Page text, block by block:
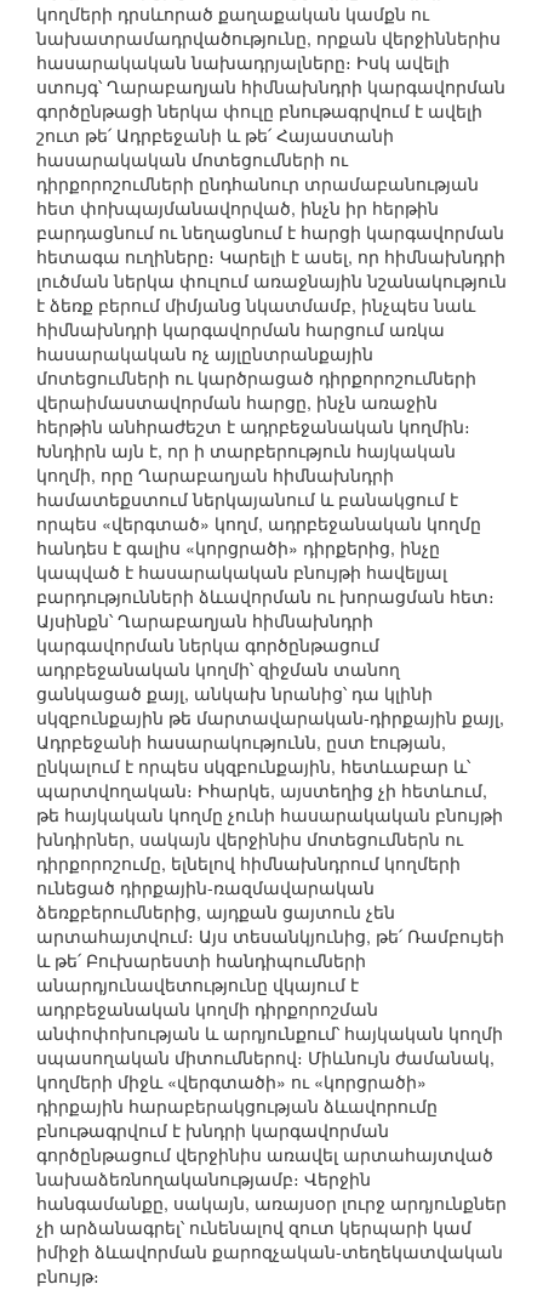
կողմերի դրսևորած քաղաքական կամքն ու
նախատրամադրվածությունը, որքան վերջիններիս
հասարակական նախադրյալները։ Իսկ ավելի
ստույգ՝ Ղարաբաղյան հիմնախնդրի կարգավորման
գործընթացի ներկա փուլը բնութագրվում է ավելի
շուտ թե՛ Ադրբեջանի և թե՛ Հայաստանի
հասարակական մոտեցումների ու
դիրքորոշումների ընդհանուր տրամաբանության
հետ փոխպայմանավորված, ինչն իր հերթին
բարդացնում ու նեղացնում է հարցի կարգավորման
հետագա ուղիները։ Կարելի է ասել, որ հիմնախնդրի
լուծման ներկա փուլում առաջնային նշանակություն
է ձեռք բերում միմյանց նկատմամբ, ինչպես նաև
հիմնախնդրի կարգավորման հարցում առկա
հասարակական ոչ այլընտրանքային
մոտեցումների ու կարծրացած դիրքորոշումների
վերաիմաստավորման հարցը, ինչն առաջին
հերթին անհրաժեշտ է ադրբեջանական կողմին։
Խնդիրն այն է, որ ի տարբերություն հայկական
կողմի, որը Ղարաբաղյան հիմնախնդրի
համատեքստում ներկայանում և բանակցում է
որպես «վերգտած» կողմ, ադրբեջանական կողմը
հանդես է գալիս «կորցրածի» դիրքերից, ինչը
կապված է հասարակական բնույթի հավելյալ
բարդությունների ձևավորման ու խորացման հետ։
Այսինքն՝ Ղարաբաղյան հիմնախնդրի
կարգավորման ներկա գործընթացում
ադրբեջանական կողմի՝ զիջման տանող
ցանկացած քայլ, անկախ նրանից՝ դա կլինի
սկզբունքային թե մարտավարական-դիրքային քայլ,
Ադրբեջանի հասարակությունն, ըստ էության,
ընկալում է որպես սկզբունքային, հետևաբար և՝
պարտվողական։ Իհարկե, այստեղից չի հետևում,
թե հայկական կողմը չունի հասարակական բնույթի
խնդիրներ, սակայն վերջինիս մոտեցումներն ու
դիրքորոշումը, ելնելով հիմնախնդրում կողմերի
ունեցած դիրքային-ռազմավարական
ձեռքբերումներից, այդքան ցայտուն չեն
արտահայտվում։ Այս տեսանկյունից, թե՛ Ռամբույեի
և թե՛ Բուխարեստի հանդիպումների
անարդյունավետությունը վկայում է
ադրբեջանական կողմի դիրքորոշման
անփոփոխության և արդյունքում՝ հայկական կողմի
սպասողական միտումներով։ Միևնույն ժամանակ,
կողմերի միջև «վերգտածի» ու «կորցրածի»
դիրքային հարաբերակցության ձևավորումը
բնութագրվում է խնդրի կարգավորման
գործընթացում վերջինիս առավել արտահայտված
նախաձեռնողականությամբ։ Վերջին
հանգամանքը, սակայն, առայսօր լուրջ արդյունքներ
չի արձանագրել՝ ունենալով զուտ կերպարի կամ
իմիջի ձևավորման քարոզչական-տեղեկատվական
բնույթ։